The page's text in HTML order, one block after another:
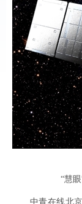
“慧眼”
中青在线北京